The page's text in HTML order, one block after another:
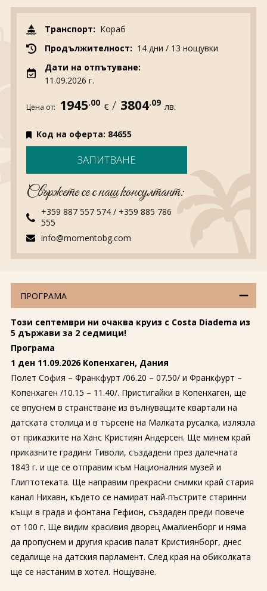
ЗАПИТВАНЕ
Транспорт: Кораб
Продължителност: 14 дни / 13 нощувки
Дати на отпътуване:
11.09.2026 г.
Цена от: 1945.00 € / 3804.09 лв.
Код на оферта: 84655
ЗАПИТВАНЕ
Свържете се с наш консултант:
+359 887 557 574/ +359 885 786
555
info@momentobg.com
ПРОГРАМА
Този септември ни очаква круиз с Costa Diadema из
5 държави за 2 седмици!
Програма
1 ден 11.09.2026 Копенхаген, Дания
Полет София – Франкфурт /06.20 – 07.50/ и Франкфурт –
Копенхаген /10.15 – 11.40/. Пристигайки в Копенхаген, ще
се впуснем в странстване из вълнуващите квартали на
датската столица и в търсене на Малката русалка, излязла
от приказките на Ханс Кристиян Андерсен. Ще минем край
приказните градини Тиволи, създадени през далечната
1843 г. и ще се отправим към Националния музей и
Глиптотеката. Ще направим прекрасни снимки край стария
канал Нихавн, където се намират най-пъстрите старинни
къщи в града и фонтана Гефион, създаден преди повече
от 100 г. Ще видим красивия дворец Амалиенборг и няма
да пропуснем и другия красив палат Кристиянборг, днес
седалище на датския парламент. След края на обиколката
ще се настаним в хотел. Нощуване.